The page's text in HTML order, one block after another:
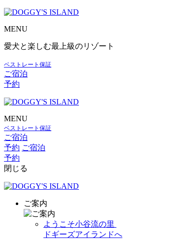
MENU
愛犬と楽しむ最上級のリゾート
ベストレート保証
ご宿泊
予約
MENU
ベストレート保証
ご宿泊
予約 ご宿泊
予約
閉じる
ご案内
ようこそ小谷流の里
ドギーズアイランドへ